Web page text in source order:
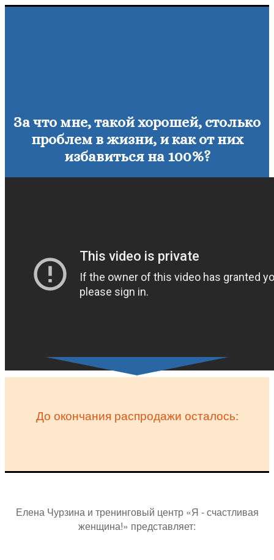
За что мне, такой хорошей, столько
проблем в жизни, и как от них
избавиться на 100%?
До окончания распродажи осталось:
Елена Чурзина и тренинговый центр «Я - счастливая
женщина!» представляет: